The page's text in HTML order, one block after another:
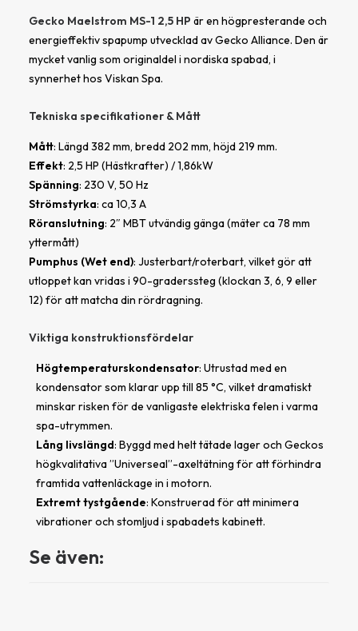
Gecko Maelstrom MS-1 2,5 HP är en högpresterande och
energieffektiv spapump utvecklad avGecko Alliance. Den är
mycket vanlig som originaldel i nordiska spabad, i
synnerhet hos Viskan Spa.
Tekniska specifikationer & Mått
Mått: Längd 382 mm, bredd 202 mm, höjd 219 mm.
Effekt: 2,5 HP (Hästkrafter) / 1,86kW
Spänning: 230 V, 50 Hz
Strömstyrka: ca 10,3 A
Röranslutning: 2″ MBT utvändig gänga (mäter ca 78 mm
yttermått)
Pumphus (Wet end): Justerbart/roterbart, vilket gör att
utloppet kan vridas i 90-graderssteg (klockan 3, 6, 9 eller
12) för att matcha din rördragning.
Viktiga konstruktionsfördelar
Högtemperaturskondensator: Utrustad med en
kondensator som klarar upp till 85 °C, vilket dramatiskt
minskar risken för de vanligaste elektriska felen i varma
spa-utrymmen.
Lång livslängd: Byggd med helttätade lager och Geckos
högkvalitativa ”Universeal”-axeltätning för att förhindra
framtida vattenläckage in i motorn.
Extremt tystgående: Konstruerad för attminimera
vibrationer och stomljudi spabadets kabinett.
Se även: